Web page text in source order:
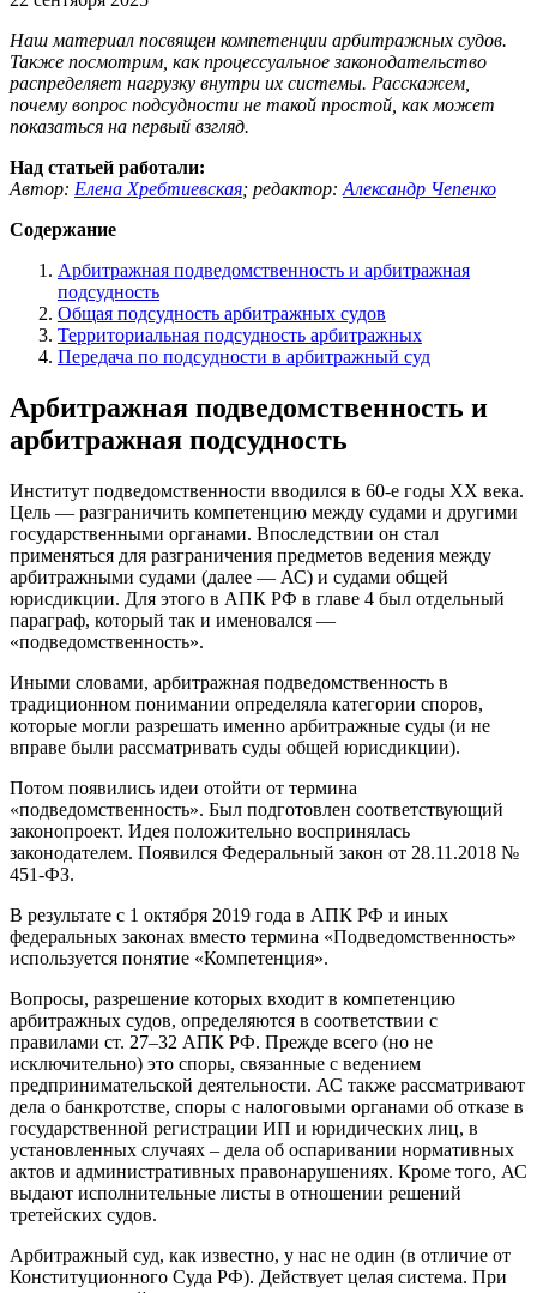
Наш материал посвящен компетенции арбитражных судов.
Также посмотрим, как процессуальное законодательство
распределяет нагрузку внутри их системы. Расскажем,
почему вопрос подсудности не такой простой, как может
показаться на первый взгляд.
Над статьей работали:
Автор: Елена Хребтиевская; редактор: Александр Чепенко
Содержание
Арбитражная подведомственность и арбитражная
подсудность
Общая подсудность арбитражных судов
Территориальная подсудность арбитражных
Передача по подсудности в арбитражный суд
Арбитражная подведомственность и
арбитражная подсудность
Институт подведомственности вводился в 60-е годы XX века.
Цель — разграничить компетенцию между судами и другими
государственными органами. Впоследствии он стал
применяться для разграничения предметов ведения между
арбитражными судами (далее — АС) и судами общей
юрисдикции. Для этого в АПК РФ в главе 4 был отдельный
параграф, который так и именовался —
«подведомственность».
Иными словами, арбитражная подведомственность в
традиционном понимании определяла категории споров,
которые могли разрешать именно арбитражные суды (и не
вправе были рассматривать суды общей юрисдикции).
Потом появились идеи отойти от термина
«подведомственность». Был подготовлен соответствующий
законопроект. Идея положительно воспринялась
законодателем. Появился Федеральный закон от 28.11.2018 №
451-ФЗ.
В результате с 1 октября 2019 года в АПК РФ и иных
федеральных законах вместо термина «Подведомственность»
используется понятие «Компетенция».
Вопросы, разрешение которых входит в компетенцию
арбитражных судов, определяются в соответствии с
правилами ст. 27–32 АПК РФ. Прежде всего (но не
исключительно) это споры, связанные с ведением
предпринимательской деятельности. АС также рассматривают
дела о банкротстве, споры с налоговыми органами об отказе в
государственной регистрации ИП и юридических лиц, в
установленных случаях – дела об оспаривании нормативных
актов и административных правонарушениях. Кроме того, АС
выдают исполнительные листы в отношении решений
третейских судов.
Арбитражный суд, как известно, у нас не один (в отличие от
Конституционного Суда РФ). Действует целая система. При